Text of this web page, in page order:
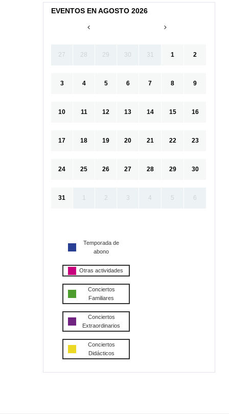
EVENTOS EN AGOSTO 2026
27 28 29 30 31 1 2
3 4 5 6 7 8 9
10 11 12 13 14 15 16
17 18 19 20 21 22 23
24 25 26 27 28 29 30
31 1 2 3 4 5 6
Temporada de
abono
Otras actividades
Conciertos
Familiares
Conciertos
Extraordinarios
Conciertos
Didácticos